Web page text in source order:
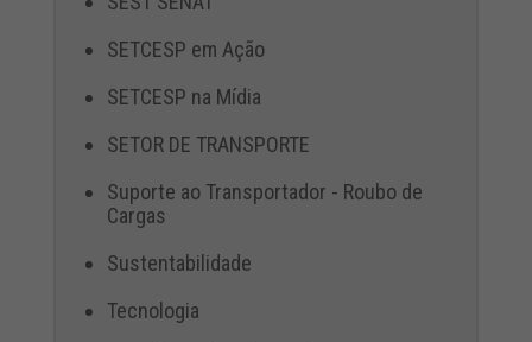
SETCESP em Ação
SETCESP na Mídia
SETOR DE TRANSPORTE
Suporte ao Transportador - Roubo de
Cargas
Sustentabilidade
Tecnologia